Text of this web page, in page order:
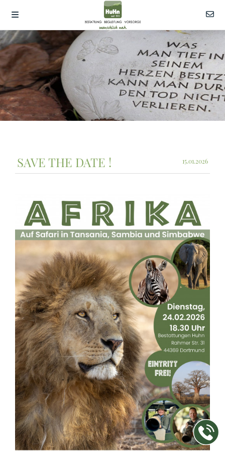
15.01.2026
SAVE THE DATE !